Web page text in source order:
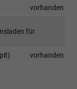
vorhanden
für
vorhanden